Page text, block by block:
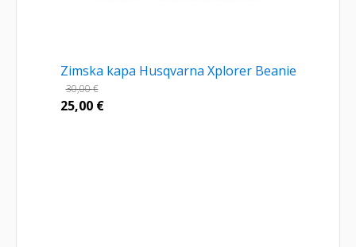
Zimska kapa Husqvarna Xplorer Beanie
30,00€
25,00 €